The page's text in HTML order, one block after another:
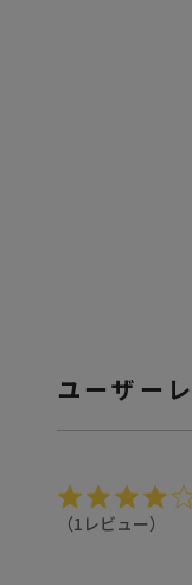
ユーザー
1レビュー